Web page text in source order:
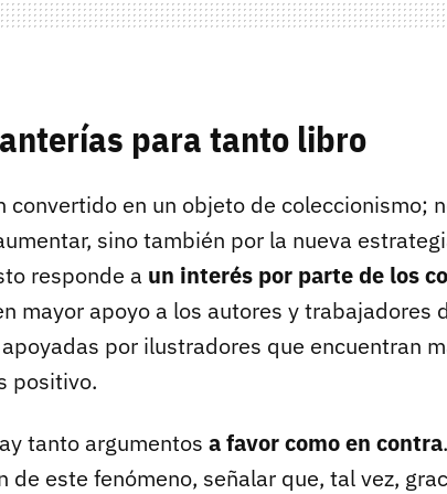
para tanto libro
convertido en un objeto de coleccionismo;
sino también por la nueva
responde a un interés por parte de los
mayor apoyo a los autores y trabajadores
por ilustradores que encuentran
positivo.
tanto argumentos a favor como en contra
de este fenómeno, señalar que, tal vez,